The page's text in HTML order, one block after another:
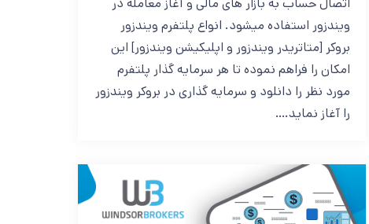
ویندزور استفاده میشود. انواع پلتفرم ویندزور
بروکر [متاتریدر ویندزور و اپلیکیشن ویندزور] این
امکان را فراهم نموده تا هر سرمایه گذار پلتفرم
مورد نظر را دانلود و سرمایه گذاری در بروکر ویندزور
را آغاز نماید.…